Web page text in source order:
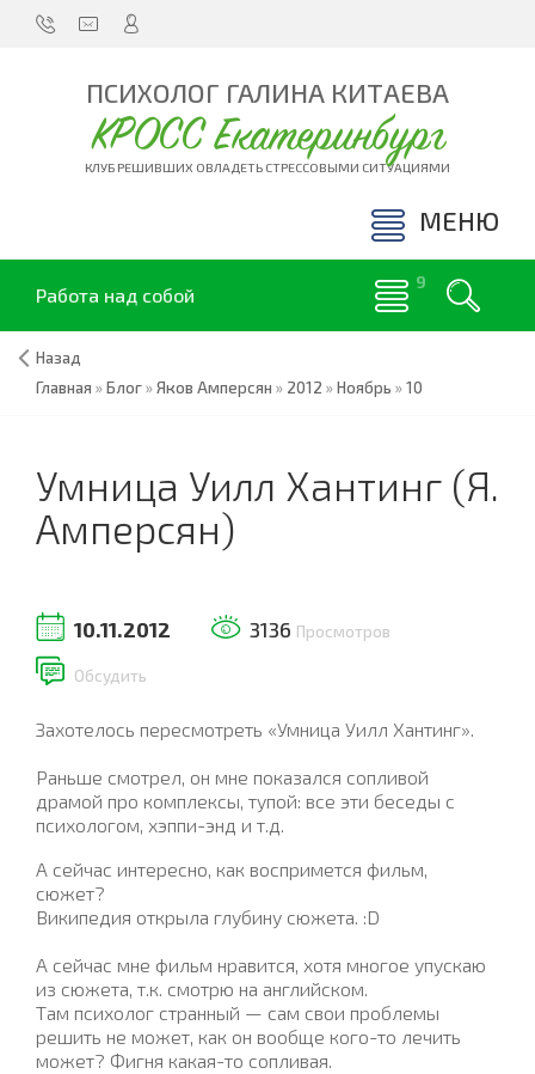
ПСИХОЛОГ ГАЛИНА КИТАЕВА
КРОСС Екатеринбург
КЛУБ РЕШИВШИХ ОВЛАДЕТЬ СТРЕССОВЫМИ СИТУАЦИЯМИ
МЕНЮ
Работа над собой
Назад
Главная »Блог»Яков Амперсян » 2012 »Ноябрь »10
Умница Уилл Хантинг (Я.
Амперсян)
10.11.2012 3136 Просмотров
Обсудить
Захотелось пересмотреть «Умница Уилл Хантинг».
Раньше смотрел, он мне показался сопливой
драмой про комплексы, тупой: все эти беседы с
психологом, хэппи-энд и т.д.
А сейчас интересно, как воспримется фильм,
сюжет?
Википедия открыла глубину сюжета. :D
А сейчас мне фильм нравится, хотя многое упускаю
из сюжета, т.к. смотрю на английском.
Там психолог странный — сам свои проблемы
решить не может, как он вообще кого-то лечить
может? Фигня какая-то сопливая.